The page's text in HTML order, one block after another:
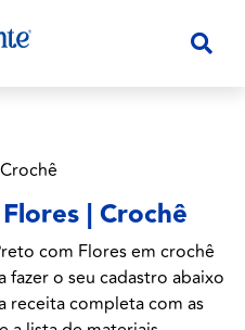
| Crochê
com Flores em crochê
fazer o seu cadastro abaixo
receita completa com as